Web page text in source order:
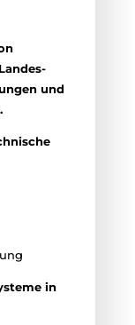
und
in